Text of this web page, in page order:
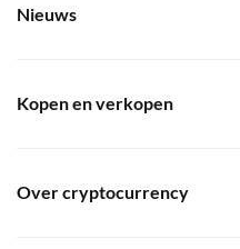
Nieuws
Kopen en verkopen
Over cryptocurrency